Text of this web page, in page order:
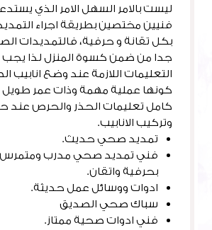
ليست بالامر السهل الامر الذي
فنيين مختصين بطريقة اجراء
بكل تقانة و حرفية، فالتمديدات
جدا من ضمن كسوة المنزل لذا يجب
التعليمات اللازمة عند وضع
كونها عملية مهمة وذات عمر طويل
كامل تعليمات الحذر والحرص عند
وتركيب الانابيب.
تمديد صحي حديث.
فني تمديد صحي مدرب
بحرفية واتقان.
ادوات ووسائل عمل حديثة.
سباك صحي الصديق
فني ادوات صحية ممتاز.